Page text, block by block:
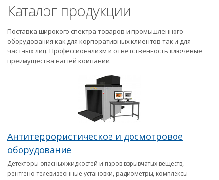
Каталог продукции
Поставка широкого спектра товаров и промышленного
оборудования как для корпоративных клиентов так и для
частных лиц. Профессионализм и ответственность ключевые
преимущества нашей компании.
Антитеррористическое и досмотровое
оборудование
Детекторы опасных жидкостей и паров взрывчатых веществ,
рентгено-телевизеонные установки, радиометры, комплексы